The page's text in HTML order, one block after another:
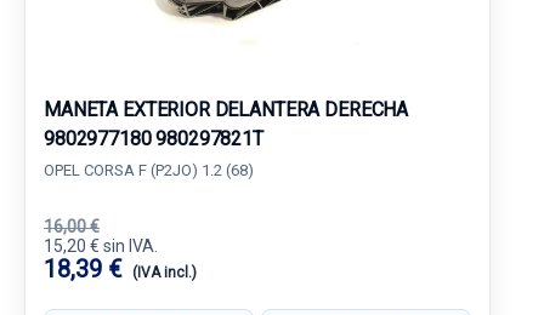
MANETA EXTERIOR DELANTERA DERECHA
9802977180 980297821T
OPEL CORSA F (P2JO) 1.2 (68)
16,00 €
15,20 € sin IVA.
18,39 € (IVA incl.)